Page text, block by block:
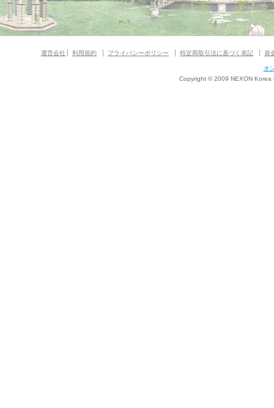
運営会社 利用規約 プライバシーポリシー 特定商取引法に基づく表記 資
オ
Copyright © 2009 NEXON Korea